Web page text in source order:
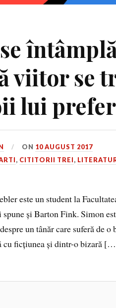
viitor se
lui
ON 10 AUGUST 2017
, CITITORII TREI,
este un student la
și Barton Fink. Simon
un tânăr care suferă de
cu ficțiunea și dintr-o bizară